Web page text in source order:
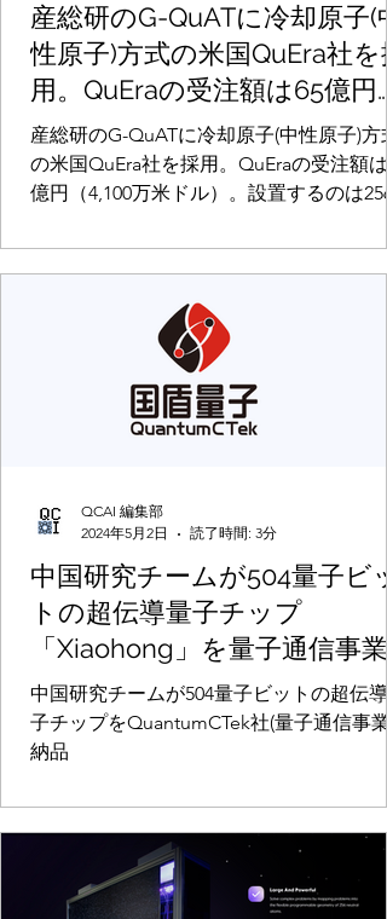
産総研のG-QuATに冷却原子(中
性原子)方式の米国QuEra社を
用。QuEraの受注額は65億円
（4,100万米ドル）。設置する
のは256量子ビットの第2世代
ジタルモードをサポートする
NVIDIAのGPUと併設される
産総研のG-QuATに冷却原子(中性原子)方
の米国QuEra社を採用。QuEraの受注額は
億円（4,100万米ドル）。設置するのは256
トするマシンで、産総研のスパコン・
NVIDIAのGPUと併設される
中国研究チームが504量子ビッ
トの超伝導量子チップ
「Xiaohong」を量子通信事業
のQuantumCTek社に納品。ク
ラウドプラットフォームを通
じてアクセス提供する予定
中国研究チームが504量子ビットの超伝導
子チップをQuantumCTek社(量子通信事業
納品
QCAI 編集部
2024年5月2日
読了時間: 3分